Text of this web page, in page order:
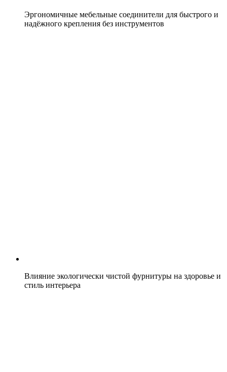
Эргономичные мебельные соединители для быстрого и
надёжного крепления без инструментов
Влияние экологически чистой фурнитуры на здоровье и
стиль интерьера